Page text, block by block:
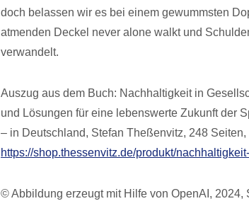
doch belassen wir es bei einem gewummsten
atmenden Deckel never alone walkt und
verwandelt.
Auszug aus dem Buch: Nachhaltigkeit in
und Lösungen für eine lebenswerte Zukunft der
– in Deutschland, Stefan Theßenvitz, 248
https://shop.thessenvitz.de/produkt/
© Abbildung erzeugt mit Hilfe von OpenAI, 2024,